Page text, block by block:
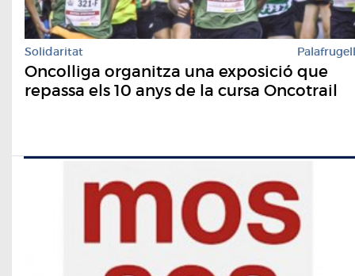
Solidaritat Palafrugell
Oncolliga organitza una exposició que
repassa els 10 anys de la cursa Oncotrail